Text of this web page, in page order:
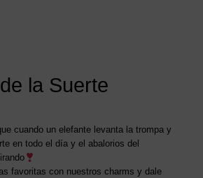
la Suerte
cuando un elefante levanta la trompa y
en todo el día y el abalorios del
favoritas con nuestros charms y dale